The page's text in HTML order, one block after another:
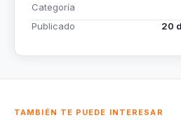
Categoría
Publicado
20
TAMBIÉN TE PUEDE INTERESAR